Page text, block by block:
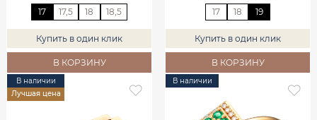
17
17,5 18 18,5
Купить в один клик
В КОРЗИНУ
17
18 19
Купить в один клик
В КОРЗИНУ
В наличии
Лучшая цена
В наличии